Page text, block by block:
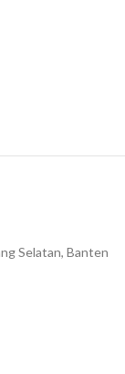
Selatan, Banten